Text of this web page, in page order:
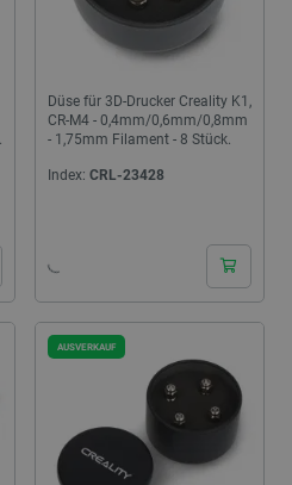
Düse für 3D-Drucker Creality K1,
CR-M4 - 0,4mm/0,6mm/0,8mm
- 1,75mm Filament - 8 Stück.
Index: CRL-23428
AUSVERKAUF